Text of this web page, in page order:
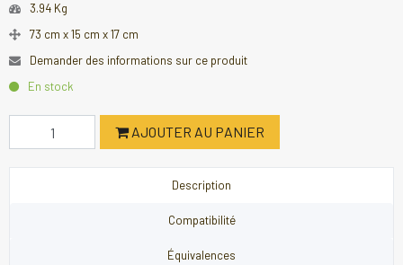
3.94 Kg
73 cm x 15 cm x 17 cm
Demander des informations sur ce produit
En stock
AJOUTER AU PANIER
Description
Compatibilité
Équivalences